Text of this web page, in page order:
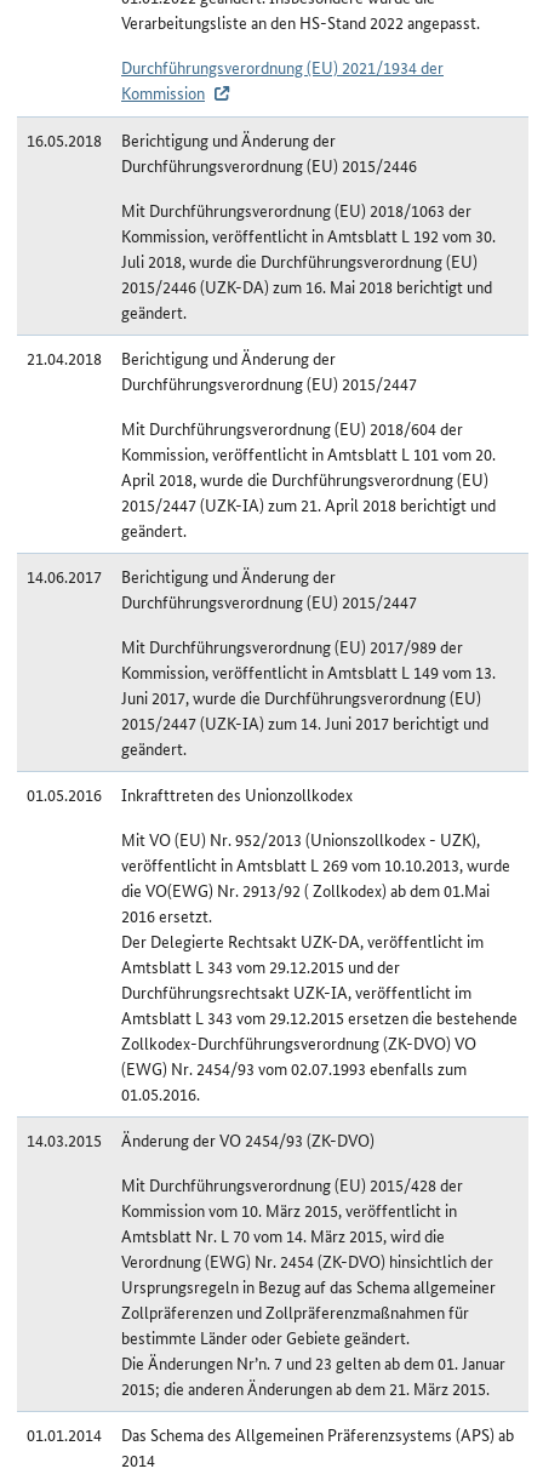
Verarbeitungsliste an den HS-Stand 2022 angepasst.
Durchführungsverordnung (EU) 2021/1934 der
Kommission
16.05.2018
Berichtigung und Änderung der
Durchführungsverordnung (EU) 2015/2446
Mit Durchführungsverordnung (EU) 2018/1063 der
Kommission, veröffentlicht in Amtsblatt L 192 vom 30.
Juli 2018, wurde die Durchführungsverordnung (EU)
2015/2446 (UZK-DA) zum 16. Mai 2018 berichtigt und
geändert.
21.04.2018
Berichtigung und Änderung der
Durchführungsverordnung (EU) 2015/2447
Mit Durchführungsverordnung (EU) 2018/604 der
Kommission, veröffentlicht in Amtsblatt L 101 vom 20.
April 2018, wurde die Durchführungsverordnung (EU)
2015/2447 (UZK-IA) zum 21. April 2018 berichtigt und
geändert.
14.06.2017
Berichtigung und Änderung der
Durchführungsverordnung (EU) 2015/2447
Mit Durchführungsverordnung (EU) 2017/989 der
Kommission, veröffentlicht in Amtsblatt L 149 vom 13.
Juni 2017, wurde die Durchführungsverordnung (EU)
2015/2447 (UZK-IA) zum 14. Juni 2017 berichtigt und
geändert.
01.05.2016
Inkrafttreten des Unionzollkodex
Mit VO (EU) Nr. 952/2013 (Unionszollkodex - UZK),
veröffentlicht in Amtsblatt L 269 vom 10.10.2013, wurde
die VO(EWG) Nr. 2913/92 ( Zollkodex) ab dem 01.Mai
2016 ersetzt.
Der Delegierte Rechtsakt UZK-DA, veröffentlicht im
Amtsblatt L 343 vom 29.12.2015 und der
Durchführungsrechtsakt UZK-IA, veröffentlicht im
Amtsblatt L 343 vom 29.12.2015 ersetzen die bestehende
Zollkodex-Durchführungsverordnung (ZK-DVO) VO
(EWG) Nr. 2454/93 vom 02.07.1993 ebenfalls zum
01.05.2016.
14.03.2015
Änderung der VO 2454/93 (ZK-DVO)
Mit Durchführungsverordnung (EU) 2015/428 der
Kommission vom 10. März 2015, veröffentlicht in
Amtsblatt Nr. L 70 vom 14. März 2015, wird die
Verordnung (EWG) Nr. 2454 (ZK-DVO) hinsichtlich der
Ursprungsregeln in Bezug auf das Schema allgemeiner
Zollpräferenzen und Zollpräferenzmaßnahmen für
bestimmte Länder oder Gebiete geändert.
Die Änderungen Nr’n. 7 und 23 gelten ab dem 01. Januar
2015; die anderen Änderungen ab dem 21. März 2015.
01.01.2014
Das Schema des Allgemeinen Präferenzsystems (APS) ab
2014